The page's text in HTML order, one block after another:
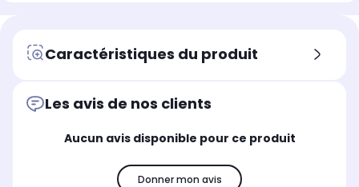
Caractéristiques du produit
Les avis de nos clients
Aucun avis disponible pour ce produit
Donner mon avis